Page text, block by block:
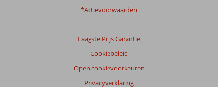
*Actievoorwaarden
Laagste Prijs Garantie
Cookiebeleid
Open cookievoorkeuren
Privacyverklaring